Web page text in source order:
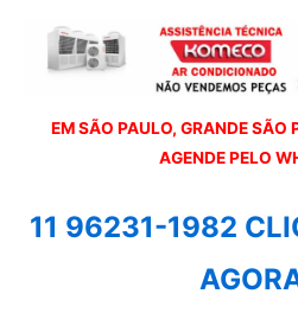
EM SÃO PAULO, GRANDE SÃO
AGENDE PELO
11 96231-1982